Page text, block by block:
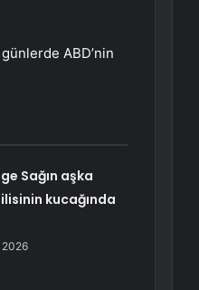
ABD’nin
Sağın aşka
kucağında
2026